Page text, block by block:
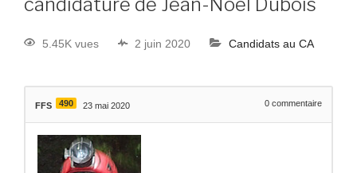
5.45K vues 2 juin 2020 Candidats au CA
FFS 490 23 mai 2020 0 commentaire